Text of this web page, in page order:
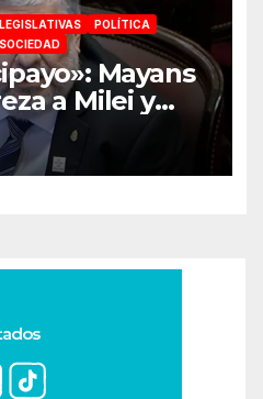
LEGISLATIVAS
POLÍTICA
SOCIEDAD
Mayans
a Milei y
juicio
a la Patria